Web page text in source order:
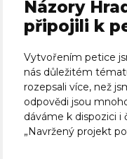
Názory
připojili k
Vytvořením petice
nás důležitém
rozepsali více, než
odpovědi jsou
dáváme k dispozici
„Navržený projekt